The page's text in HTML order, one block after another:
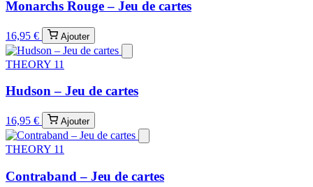
Monarchs Rouge – Jeu de cartes
16,95 € Ajouter
THEORY 11
Hudson – Jeu de cartes
16,95 € Ajouter
THEORY 11
Contraband – Jeu de cartes